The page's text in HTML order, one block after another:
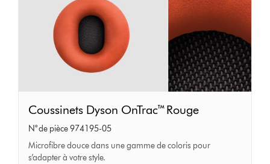
Dyson
OnTrac™
Rouge
Coussinets Dyson OnTrac™ Rouge
N° de pièce 974195-05
Microfibre douce dans une gamme de coloris pour
s’adapter à votre style.